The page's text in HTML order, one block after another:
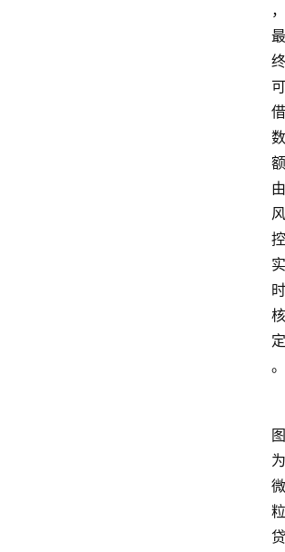
，
最
终
可
借
数
额
由
风
控
实
时
核
定
。
图
为
微
粒
贷